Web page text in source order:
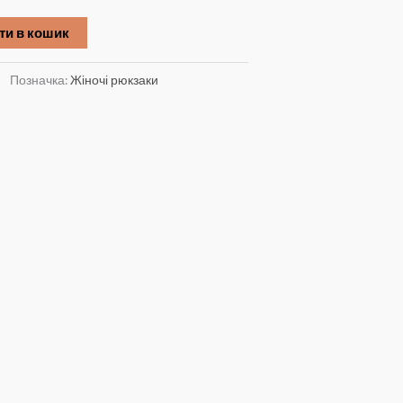
в кошик
Позначка:Жіночі рюкзаки